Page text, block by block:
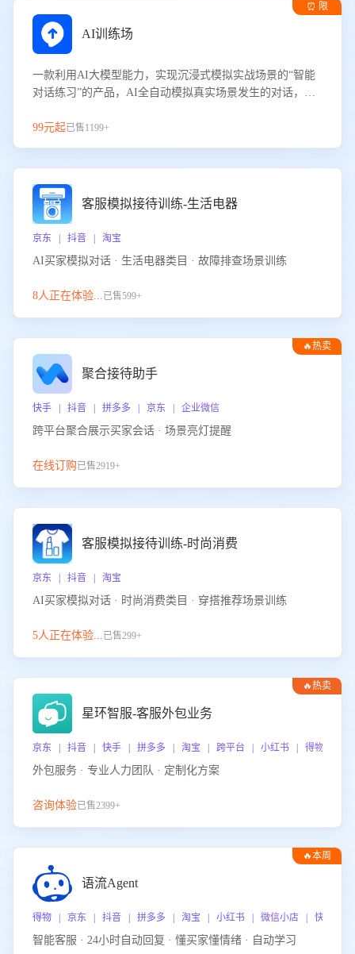
⏰ 限
AI训练场
一款利用AI大模型能力，实现沉浸式模拟实战场景的“智能
对话练习”的产品，AI全自动模拟真实场景发生的对话，企
服能力。
99元起已售1199+
客服模拟接待训练-生活电器
京东 | 抖音 | 淘宝
AI买家模拟对话 · 生活电器类目 · 故障排查场景训练
8人正在体验...已售599+
🔥热卖
聚合接待助手
快手 | 抖音 | 拼多多 | 京东 | 企业微信
跨平台聚合展示买家会话 · 场景亮灯提醒
在线订购已售2919+
客服模拟接待训练-时尚消费
京东 | 抖音 | 淘宝
AI买家模拟对话 · 时尚消费类目 · 穿搭推荐场景训练
5人正在体验...已售299+
🔥热卖
星环智服-客服外包业务
京东 | 抖音 | 快手 | 拼多多 | 淘宝 | 跨平台 | 小红书 | 得物 | 企
外包服务 · 专业人力团队 · 定制化方案
咨询体验已售2399+
🔥本周
语流Agent
得物 | 京东 | 抖音 | 拼多多 | 淘宝 | 小红书 | 微信小店 | 快手 |
智能客服 · 24小时自动回复 · 懂买家懂情绪 · 自动学习